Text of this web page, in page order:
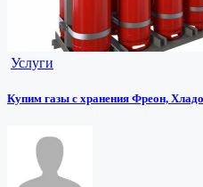
Услуги
Купим газы с хранения Фреон,